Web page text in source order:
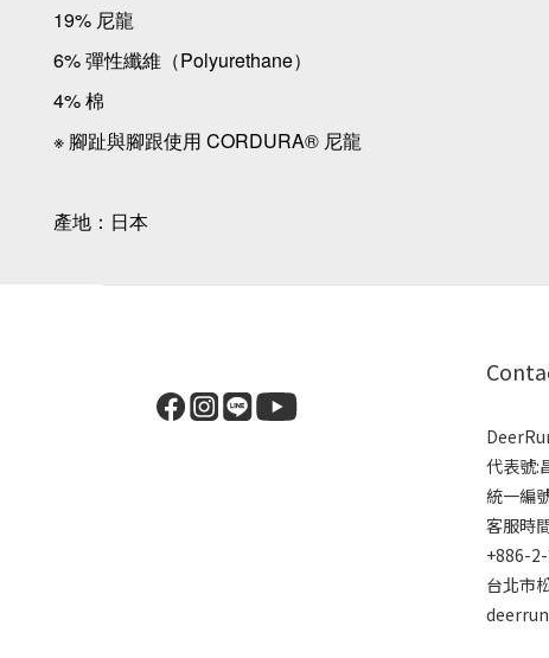
19% 尼龍
6% 彈性纖維（Polyurethane）
4% 棉
※ 腳趾與腳跟使用 CORDURA® 尼龍
產地：日本
代表號:
統一編
客服時
+886-
台北市